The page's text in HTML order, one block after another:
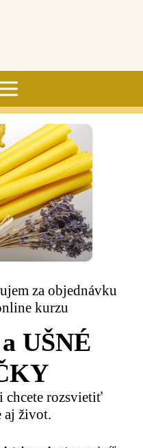
za objednávku
kurzu
UŠNÉ
chcete rozsvietiť
aj život.